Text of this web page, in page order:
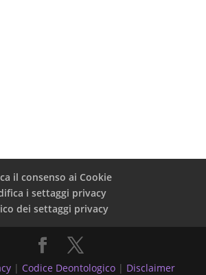
il consenso ai Cookie
i settaggi privacy
dei settaggi privacy
| Codice Deontologico | Disclaimer